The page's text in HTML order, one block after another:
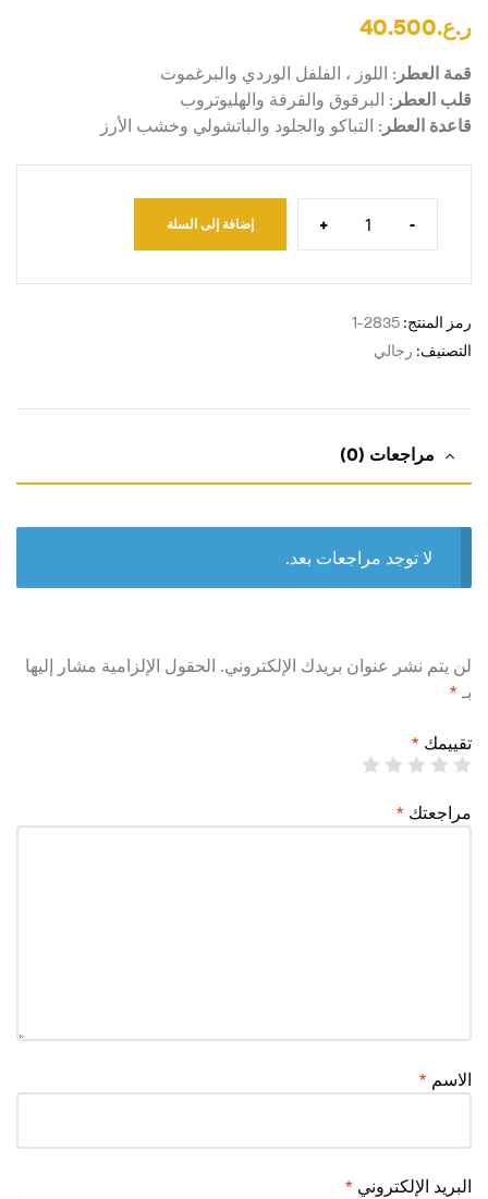
ر.ع.40.500
قمة العطر : اللوز ، الفلفل الوردي والبرغموت
قلب العطر : البرقوق والقرفة والهليوتروب
قاعدة العطر : التباكو والجلود والباتشولي وخشب الأرز
-
+ إضافة إلى السلة
رمز المنتج: 2835-1
التصنيف: رجالي
مراجعات (0)
لا توجد مراجعات بعد.
لن يتم نشر عنوان بريدك الإلكتروني. الحقول الإلزامية مشار إليها
بـ *
تقييمك *
مراجعتك *
الاسم *
البريد الإلكتروني *